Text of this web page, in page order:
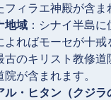
ィラエ神殿が含ま
地域 ：シナイ半島
よればモーセが十戒
古のキリスト教修道
が含まれます。
ル・ヒタン（クジラ